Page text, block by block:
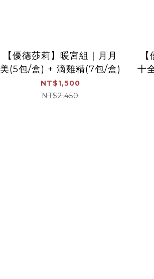
【優德莎莉】暖宮組｜月月
美(5包/盒) + 滴雞精(7包/盒)
NT$1,500
NT$2,450
十